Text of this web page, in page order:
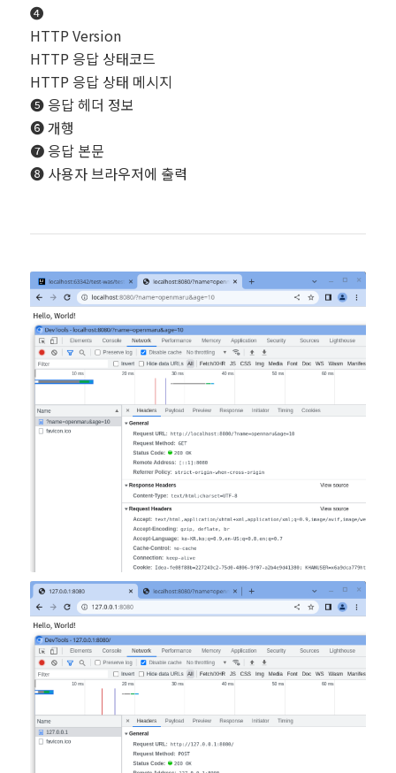
❹
HTTP Version
HTTP 응답 상태코드
HTTP 응답 상태 메시지
❺ 응답 헤더 정보
❻ 개행
❼ 응답 본문
❽ 사용자 브라우저에 출력